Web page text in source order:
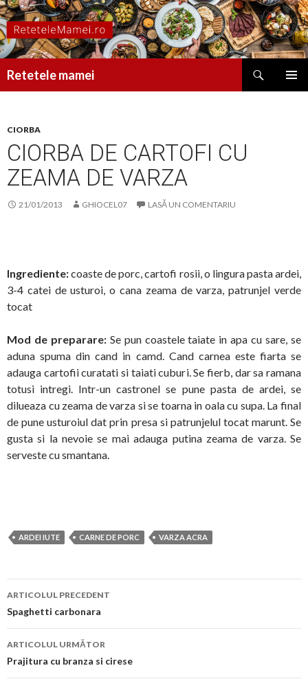
Retetele mamei
CIORBA
CIORBA DE CARTOFI CU
ZEAMA DE VARZA
21/01/2013 GHIOCEL07 LASĂ UN COMENTARIU
Ingrediente:coaste de porc, cartofi rosii, o lingura pasta ardei,
3-4 catei de usturoi, o cana zeama de varza, patrunjel verde
tocat
Mod de preparare:Se pun coastele taiate in apa cu sare, se
aduna spuma din cand in camd. Cand carnea este fiarta se
adauga cartofii curatati si taiati cuburi. Se fierb, dar sa ramana
totusi intregi. Intr-un castronel se pune pasta de ardei, se
dilueaza cu zeama de varza si se toarna in oala cu supa. La final
de pune usturoiul dat prin presa si patrunjelul tocat marunt. Se
gusta si la nevoie se mai adauga putina zeama de varza. Se
serveste cu smantana.
ARDEI IUTE CARNE DE PORC VARZA ACRA
Navigare
în
articol
ARTICOLUL PRECEDENT
Spaghetti carbonara
ARTICOLUL URMĂTOR
Prajitura cu branza si cirese